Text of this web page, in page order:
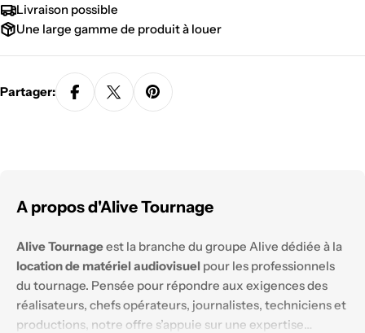
Livraison possible
Une large gamme de produit à louer
Partager:
A propos d'Alive Tournage
Alive Tournageest la branche du groupe Alive dédiée à la
location de matériel audiovisuel pour les professionnels
du tournage. Pensée pour répondre aux exigences des
réalisateurs, chefs opérateurs, journalistes, techniciens et
productions, notre offre s’appuie sur une expertise